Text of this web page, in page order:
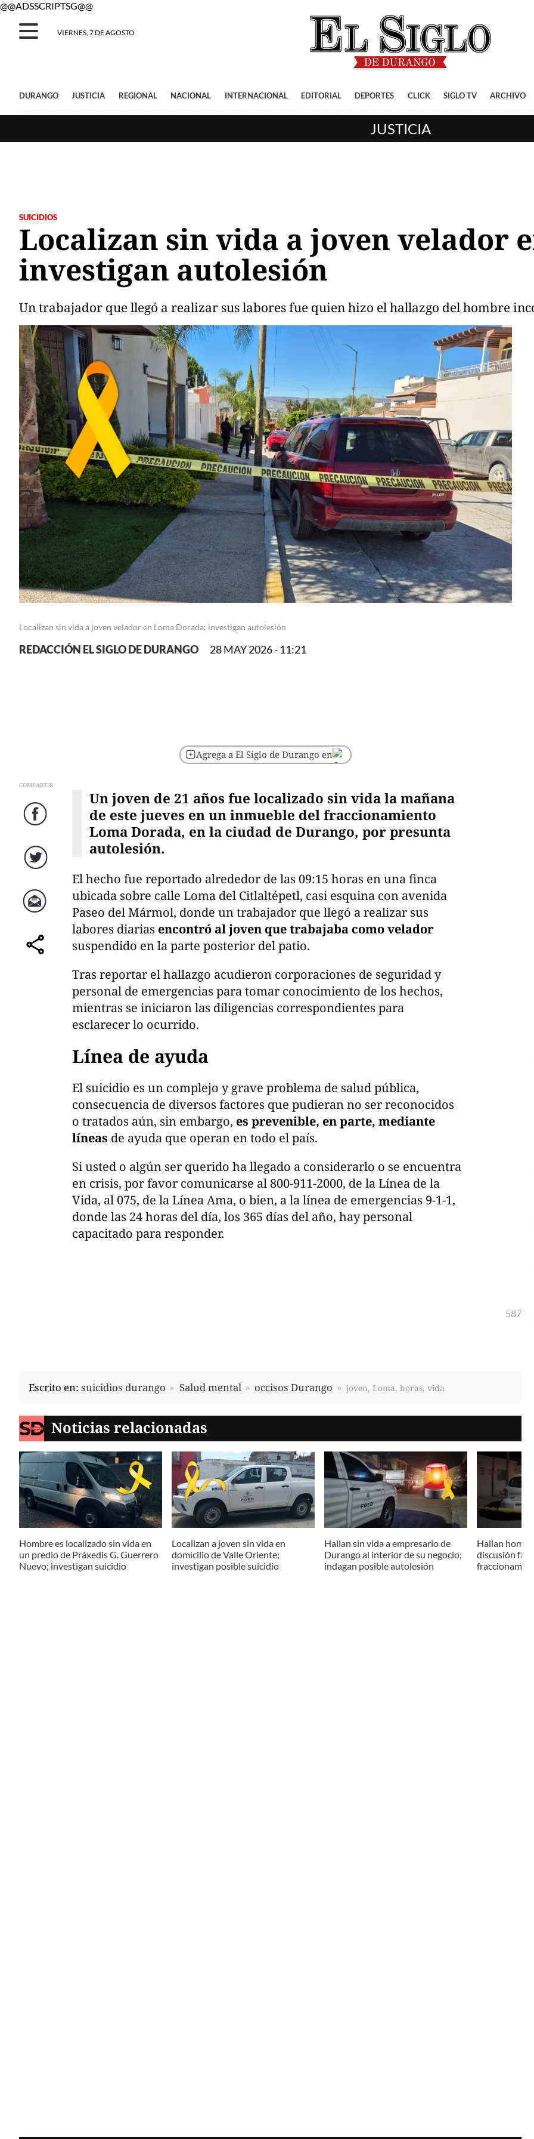
@@ADSSCRIPTSG@@
VIERNES, 7 DE AGOSTO
DURANGO JUSTICIA REGIONAL NACIONAL INTERNACIONAL EDITORIAL DEPORTES CLICK SIGLO TV ARCHIVO
JUSTICIA
SUICIDIOS
Localizan sin vida a joven velador
investigan autolesión
Un trabajador que llegó a realizar sus labores fue quien hizo el hallazgo del hombre
Localizan sin vida a joven velador en Loma Dorada; investigan autolesión
REDACCIÓN EL SIGLO DE DURANGO 28 MAY 2026 - 11:21
Agrega a El Siglo de Durango en
COMPARTIR
Facebook
Twitter
Correo
comparte
Un joven de 21 años fue localizado sin vida la mañana
de este jueves en un inmueble del fraccionamiento
Loma Dorada, en la ciudad de Durango, por presunta
autolesión.
El hecho fue reportado alrededor de las 09:15 horas en una finca
ubicada sobre calle Loma del Citlaltépetl, casi esquina con avenida
Paseo del Mármol, donde un trabajador que llegó a realizar sus
labores diarias encontró al joven que trabajaba como velador
suspendido en la parte posterior del patio.
Tras reportar el hallazgo acudieron corporaciones de seguridad y
personal de emergencias para tomar conocimiento de los hechos,
mientras se iniciaron las diligencias correspondientes para
esclarecer lo ocurrido.
Línea de ayuda
El suicidio es un complejo y grave problema de salud pública,
consecuencia de diversos factores que pudieran no ser reconocidos
o tratados aún, sin embargo, es prevenible, en parte, mediante
líneas de ayuda que operan en todo el país.
Si usted o algún ser querido ha llegado a considerarlo o se encuentra
en crisis, por favor comunicarse al 800-911-2000, de la Línea de la
Vida, al 075, de la Línea Ama, o bien, a la línea de emergencias 9-1-1,
donde las 24 horas del día, los 365 días del año, hay personal
capacitado para responder.
587
Escrito en: suicidios durango Salud mental occisos Durango joven, Loma, horas, vida
Noticias relacionadas
Hombre es localizado sin vida en
un predio de Práxedis G. Guerrero
Nuevo; investigan suicidio
Localizan a joven sin vida en
domicilio de Valle Oriente;
investigan posible suicidio
Hallan sin vida a empresario de
Durango al interior de su negocio;
indagan posible autolesión
Hallan
discusión